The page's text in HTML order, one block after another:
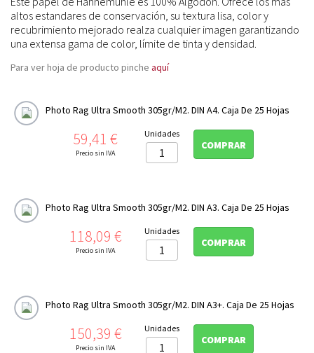
altos estandares de conservación, su textura lisa, color y
recubrimiento mejorado realza cualquier imagen garantizando
una extensa gama de color, límite de tinta y densidad.
Para ver hoja de producto pinche aquí
Photo Rag Ultra Smooth 305gr/m2. DIN A4. Caja De 25 Hojas
Precio
59,41 €
Precio sin IVA
Unidades
COMPRAR
Photo Rag Ultra Smooth 305gr/m2. DIN A3. Caja De 25 Hojas
Precio
118,09 €
Precio sin IVA
Unidades
COMPRAR
Photo Rag Ultra Smooth 305gr/m2. DIN A3+. Caja De 25 Hojas
Precio
150,39 €
Precio sin IVA
Unidades
COMPRAR